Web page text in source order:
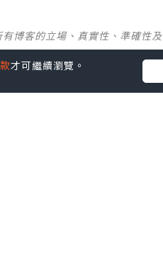
才可繼續瀏覽。
博客的立場、真實性、準確性